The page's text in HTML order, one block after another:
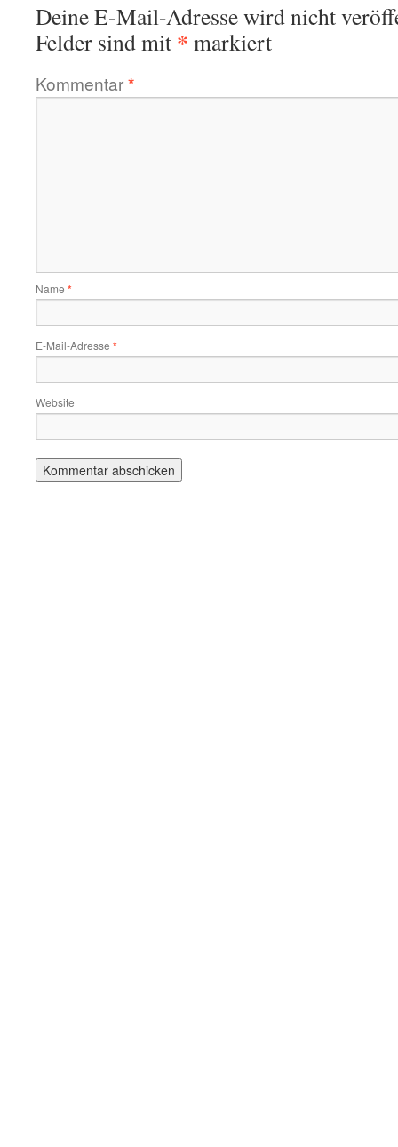
Deine E-Mail-Adresse wird nicht
Felder sind mit * markiert
Kommentar*
Name *
E-Mail-Adresse *
Website